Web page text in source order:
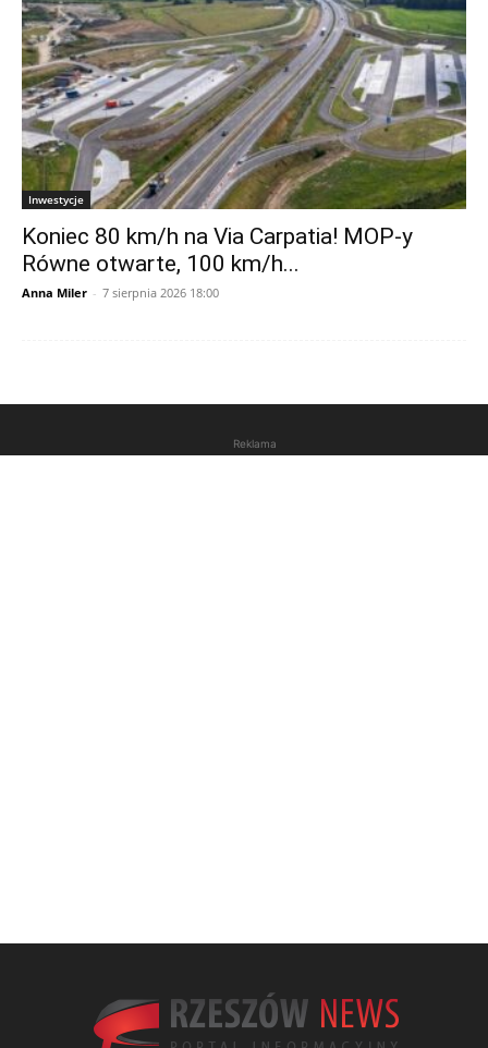
Inwestycje
Koniec 80 km/h na Via Carpatia! MOP-y
Równe otwarte, 100 km/h...
Anna Miler - 7 sierpnia 2026 18:00
Reklama